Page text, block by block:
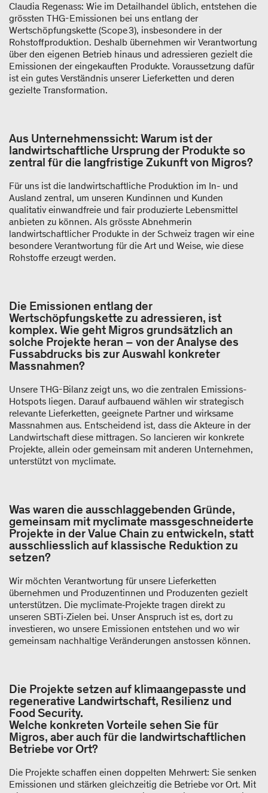
Claudia Regenass: Wie im Detailhandel üblich, entstehen die
grössten THG-Emissionen bei uns entlang der
Wertschöpfungskette (Scope 3), insbesondere in der
Rohstoffproduktion. Deshalb übernehmen wir Verantwortung
über den eigenen Betrieb hinaus und adressieren gezielt die
Emissionen der eingekauften Produkte. Voraussetzung dafür
ist ein gutes Verständnis unserer Lieferketten und deren
gezielte Transformation.
Aus Unternehmenssicht: Warum ist der
landwirtschaftliche Ursprung der Produkte so
zentral für die langfristige Zukunft von Migros?
Für uns ist die landwirtschaftliche Produktion im In- und
Ausland zentral, um unseren Kundinnen und Kunden
qualitativ einwandfreie und fair produzierte Lebensmittel
anbieten zu können. Als grösste Abnehmerin
landwirtschaftlicher Produkte in der Schweiz tragen wir eine
besondere Verantwortung für die Art und Weise, wie diese
Rohstoffe erzeugt werden.
Die Emissionen entlang der
Wertschöpfungskette zu adressieren, ist
komplex. Wie geht Migros grundsätzlich an
solche Projekte heran – von der Analyse des
Fussabdrucks bis zur Auswahl konkreter
Massnahmen?
Unsere THG-Bilanz zeigt uns, wo die zentralen Emissions-
Hotspots liegen. Darauf aufbauend wählen wir strategisch
relevante Lieferketten, geeignete Partner und wirksame
Massnahmen aus. Entscheidend ist, dass die Akteure in der
Landwirtschaft diese mittragen. So lancieren wir konkrete
Projekte, allein oder gemeinsam mit anderen Unternehmen,
unterstützt von myclimate.
Was waren die ausschlaggebenden Gründe,
gemeinsam mit myclimate massgeschneiderte
Projekte in der Value Chain zu entwickeln, statt
ausschliesslich auf klassische Reduktion zu
setzen?
Wir möchten Verantwortung für unsere Lieferketten
übernehmen und Produzentinnen und Produzenten gezielt
unterstützen. Die myclimate‑Projekte tragen direkt zu
unseren SBTi‑Zielen bei. Unser Anspruch ist es, dort zu
investieren, wo unsere Emissionen entstehen und wo wir
gemeinsam nachhaltige Veränderungen anstossen können.
Die Projekte setzen auf klimaangepasste und
regenerative Landwirtschaft, Resilienz und
Food Security.
Welche konkreten Vorteile sehen Sie für
Migros, aber auch für die landwirtschaftlichen
Betriebe vor Ort?
Die Projekte schaffen einen doppelten Mehrwert: Sie senken
Emissionen und stärken gleichzeitig die Betriebe vor Ort. Mit